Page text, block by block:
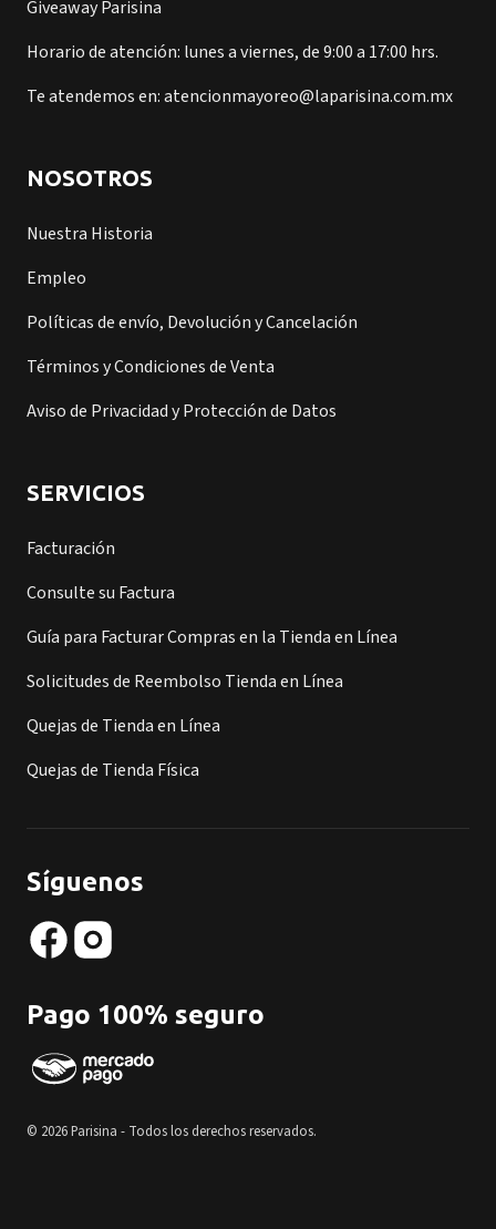
Giveaway Parisina
Horario de atención: lunes a viernes, de 9:00 a 17:00 hrs.
Te atendemos en: atencionmayoreo@laparisina.com.mx
NOSOTROS
Nuestra Historia
Empleo
Políticas de envío, Devolución y Cancelación
Términos y Condiciones de Venta
Aviso de Privacidad y Protección de Datos
SERVICIOS
Facturación
Consulte su Factura
Guía para Facturar Compras en la Tienda en Línea
Solicitudes de Reembolso Tienda en Línea
Quejas de Tienda en Línea
Quejas de Tienda Física
Síguenos
Pago 100% seguro
© 2026 Parisina - Todos los derechos reservados.